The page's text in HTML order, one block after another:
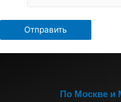
По Москве и